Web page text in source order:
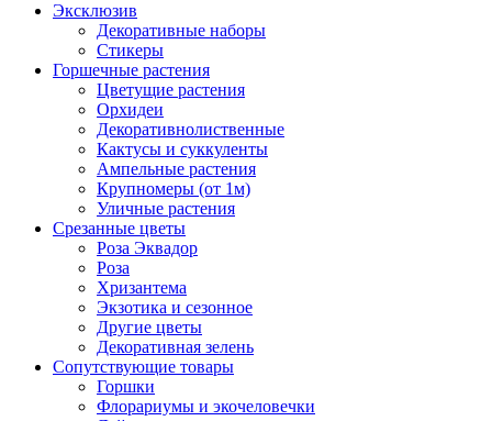
Эксклюзив
Декоративные наборы
Стикеры
Горшечные растения
Цветущие растения
Орхидеи
Декоративнолиственные
Кактусы и суккуленты
Ампельные растения
Крупномеры (от 1м)
Уличные растения
Срезанные цветы
Роза Эквадор
Роза
Хризантема
Экзотика и сезонное
Другие цветы
Декоративная зелень
Сопутствующие товары
Горшки
Флорариумы и экочеловечки